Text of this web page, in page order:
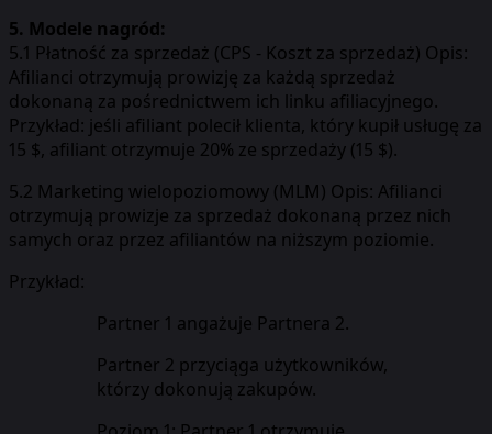
5. Modele nagród:
5.1 Płatność za sprzedaż (CPS - Koszt za sprzedaż) Opis:
Afilianci otrzymują prowizję za każdą sprzedaż
dokonaną za pośrednictwem ich linku afiliacyjnego.
Przykład: jeśli afiliant polecił klienta, który kupił usługę za
15 $, afiliant otrzymuje 20% ze sprzedaży (15 $).
5.2 Marketing wielopoziomowy (MLM) Opis: Afilianci
otrzymują prowizje za sprzedaż dokonaną przez nich
samych oraz przez afiliantów na niższym poziomie.
Przykład:
Partner 1 angażuje Partnera 2.
Partner 2 przyciąga użytkowników,
którzy dokonują zakupów.